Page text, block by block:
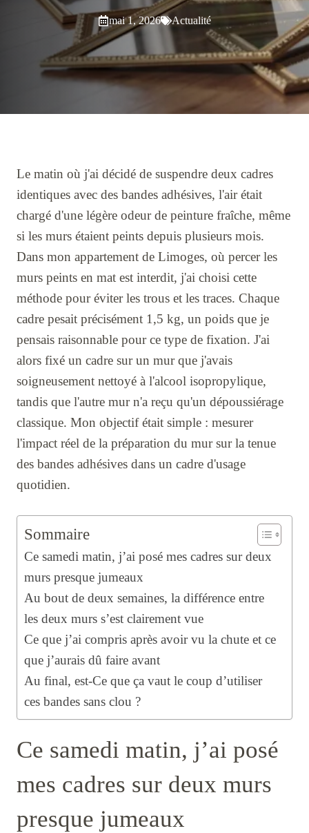
mai 1, 2026 Actualité
Le matin où j'ai décidé de suspendre deux cadres
identiques avec des bandes adhésives, l'air était
chargé d'une légère odeur de peinture fraîche, même
si les murs étaient peints depuis plusieurs mois.
Dans mon appartement de Limoges, où percer les
murs peints en mat est interdit, j'ai choisi cette
méthode pour éviter les trous et les traces. Chaque
cadre pesait précisément 1,5 kg, un poids que je
pensais raisonnable pour ce type de fixation. J'ai
alors fixé un cadre sur un mur que j'avais
soigneusement nettoyé à l'alcool isopropylique,
tandis que l'autre mur n'a reçu qu'un dépoussiérage
classique. Mon objectif était simple : mesurer
l'impact réel de la préparation du mur sur la tenue
des bandes adhésives dans un cadre d'usage
quotidien.
Sommaire
Ce samedi matin, j’ai posé mes cadres sur deux
murs presque jumeaux
Au bout de deux semaines, la différence entre
les deux murs s’est clairement vue
Ce que j’ai compris après avoir vu la chute et ce
que j’aurais dû faire avant
Au final, est-Ce que ça vaut le coup d’utiliser
ces bandes sans clou ?
Ce samedi matin, j’ai posé
mes cadres sur deux murs
presque jumeaux